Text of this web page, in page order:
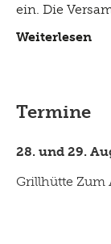
ein. Die
Weiterlesen
Termine
28. und 29.
Grillhütte Zum